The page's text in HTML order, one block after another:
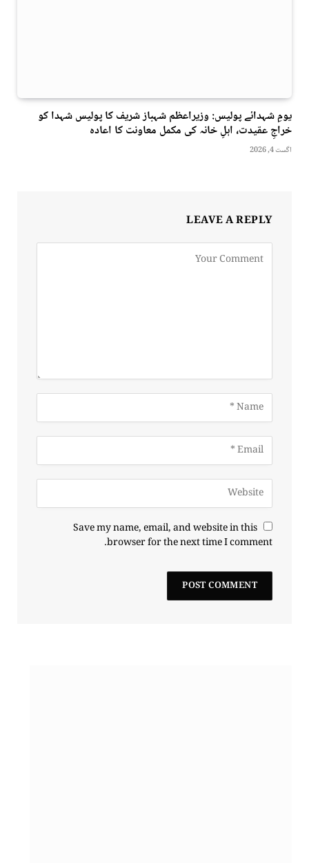
یومِ شہدائے پولیس: وزیراعظم شہباز شریف کا پولیس شہدا کو
خراجِ عقیدت، اہلِ خانہ کی مکمل معاونت کا اعادہ
اگست 4, 2026
LEAVE A REPLY
Save my name, email, and website in this
browser for the next time I comment.